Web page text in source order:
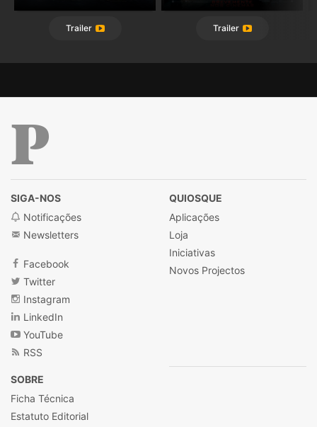
Trailer Trailer
SIGA-NOS
Notificações
Newsletters
Facebook
Twitter
Instagram
LinkedIn
YouTube
RSS
QUIOSQUE
Aplicações
Loja
Iniciativas
Novos Projectos
SOBRE
Ficha Técnica
Estatuto Editorial